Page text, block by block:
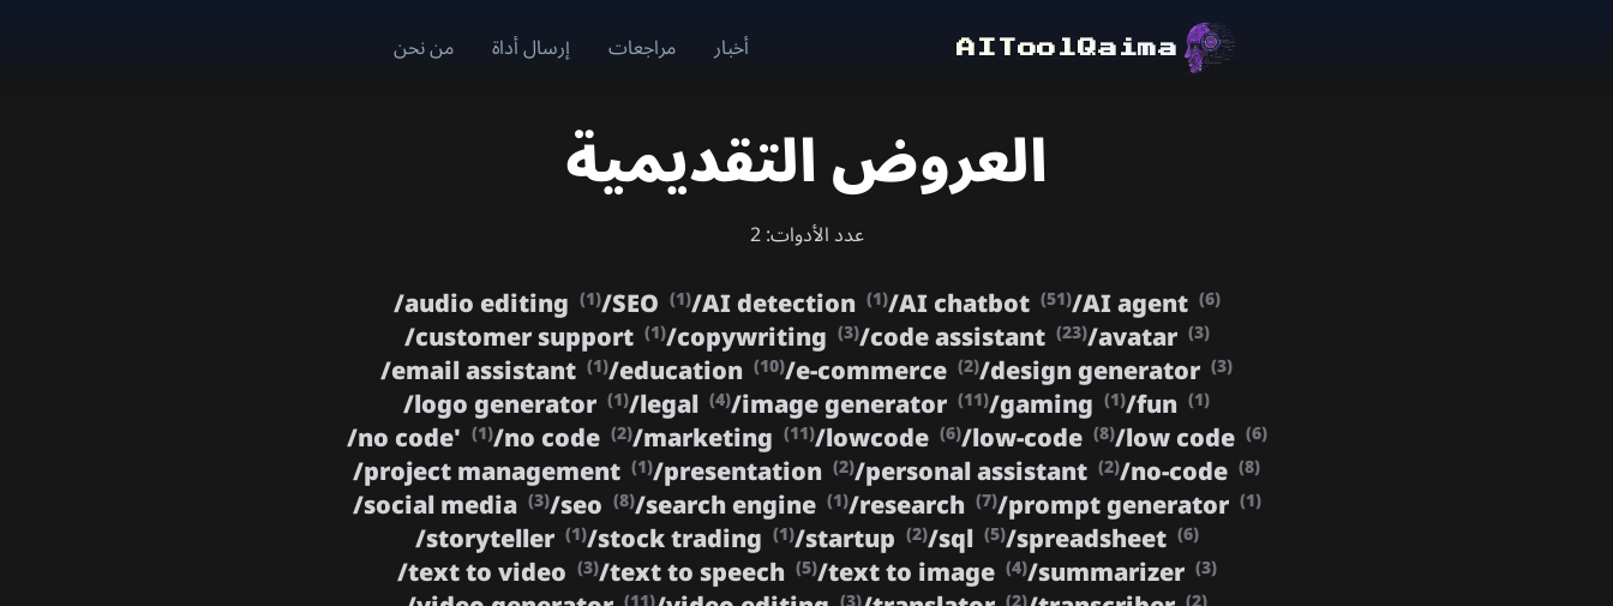
AIToolQaima أخبار مراجعات إرسال أداة من نحن
العروض التقديمية
عدد الأدوات: 2
AI agent (6)
/
AI chatbot (51)
/
AI detection (1)
/
SEO (1)
/
audio editing (1)
/
avatar (3)
/
code assistant (23)
/
copywriting (3)
/
customer support (1)
/
design generator (3)
/
e-commerce (2)
/
education (10)
/
email assistant (1)
/
fun (1)
/
gaming (1)
/
image generator (11)
/
legal (4)
/
logo generator (1)
/
low code (6)
/
low-code (8)
/
lowcode (6)
/
marketing (11)
/
no code (2)
/
no code' (1)
/
no-code (8)
/
personal assistant (2)
/
presentation (2)
/
project management (1)
/
prompt generator (1)
/
research (7)
/
search engine (1)
/
seo (8)
/
social media (3)
/
spreadsheet (6)
/
sql (5)
/
startup (2)
/
stock trading (1)
/
storyteller (1)
/
summarizer (3)
/
text to image (4)
/
text to speech (5)
/
text to video (3)
/